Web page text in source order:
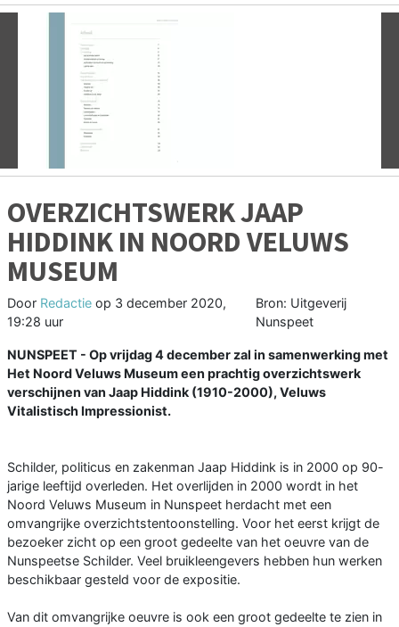
OVERZICHTSWERK JAAP
HIDDINK IN NOORD VELUWS
MUSEUM
Door Redactie op 3 december 2020,
19:28 uur
Bron: Uitgeverij
Nunspeet
NUNSPEET - Op vrijdag 4 december zal in samenwerking met
Het Noord Veluws Museum een prachtig overzichtswerk
verschijnen van Jaap Hiddink (1910-2000), Veluws
Vitalistisch Impressionist.
Schilder, politicus en zakenman Jaap Hiddink is in 2000 op 90-
jarige leeftijd overleden. Het overlijden in 2000 wordt in het
Noord Veluws Museum in Nunspeet herdacht met een
omvangrijke overzichtstentoonstelling. Voor het eerst krijgt de
bezoeker zicht op een groot gedeelte van het oeuvre van de
Nunspeetse Schilder. Veel bruikleengevers hebben hun werken
beschikbaar gesteld voor de expositie.
Van dit omvangrijke oeuvre is ook een groot gedeelte te zien in